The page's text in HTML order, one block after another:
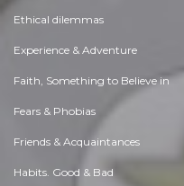
Ethical dilemmas
Experience & Adventure
Faith, Something to Believe in
Fears & Phobias
Friends & Acquaintances
Habits. Good & Bad